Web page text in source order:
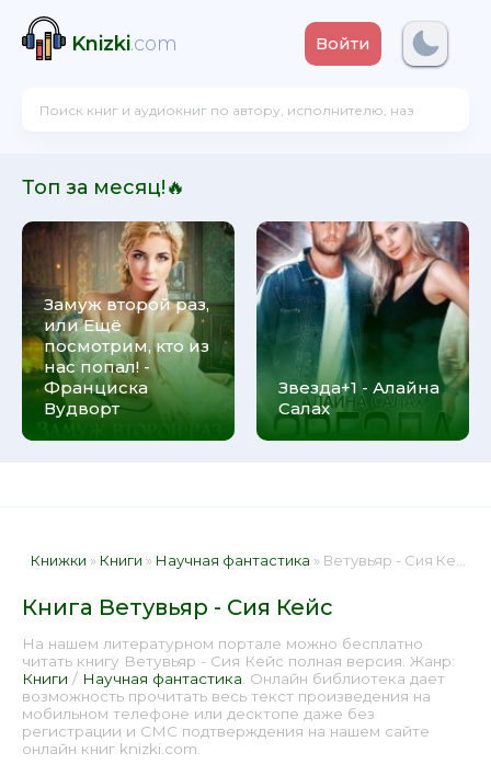
Knizki.com Войти
Топ за месяц!🔥
Замуж второй раз,
или Ещё
посмотрим, кто из
нас попал! -
Франциска
Вудворт
Звезда+1 - Алайна
Салах
Книжки » Книги » Научная фантастика » Ветувьяр - Сия Кейс 📕 - Книга онлайн бесплатно
Книга Ветувьяр - Сия Кейс
На нашем литературном портале можно бесплатно
читать книгу Ветувьяр - Сия Кейс полная версия. Жанр:
Книги / Научная фантастика . Онлайн библиотека дает
возможность прочитать весь текст произведения на
мобильном телефоне или десктопе даже без
регистрации и СМС подтверждения на нашем сайте
онлайн книг knizki.com.